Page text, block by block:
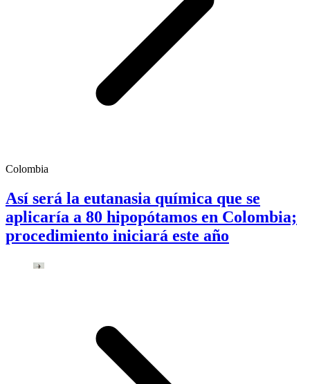
Colombia
Así será la eutanasia química que se
aplicaría a 80 hipopótamos en Colombia;
procedimiento iniciará este año